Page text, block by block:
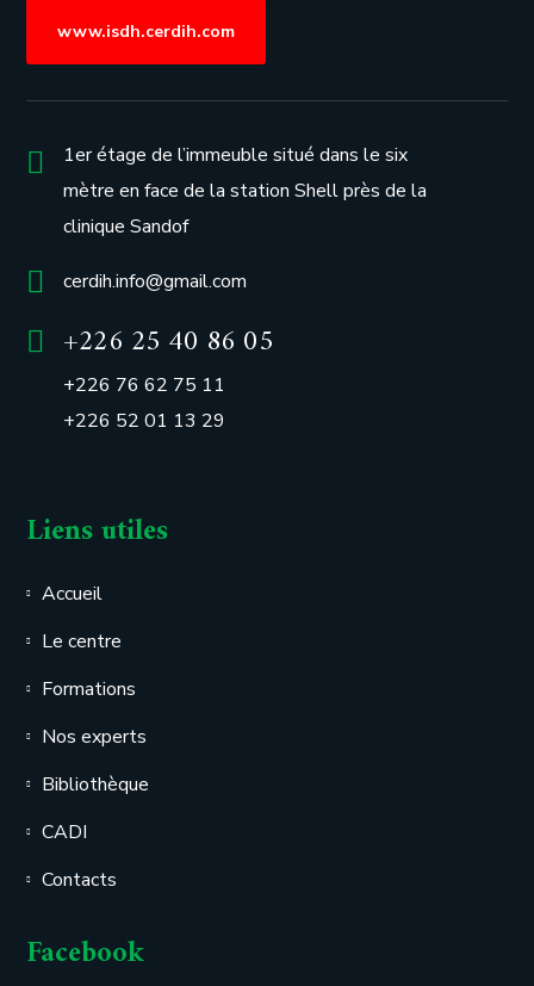
www.isdh.cerdih.com
1er étage de l’immeuble situé dans le six
mètre en face de la station Shell près de la
clinique Sandof
cerdih.info@gmail.com
+226 25 40 86 05
+226 76 62 75 11
+226 52 01 13 29
Liens utiles
Accueil
Le centre
Formations
Nos experts
Bibliothèque
CADI
Contacts
Facebook